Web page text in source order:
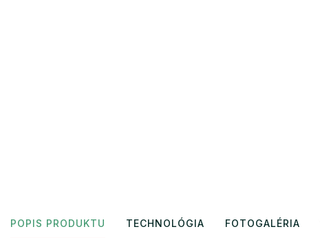
POPIS PRODUKTU TECHNOLÓGIA FOTOGALÉRIA